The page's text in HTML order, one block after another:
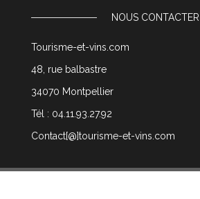
NOUS CONTACTER
Tourisme-et-vins.com
48, rue balbastre
34070 Montpellier
Tél : 04.11.93.27.92
Contact[@]tourisme-et-vins.com